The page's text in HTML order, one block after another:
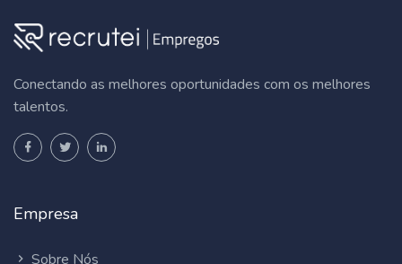
Conectando as melhores oportunidades com os melhores
talentos.
Empresa
Sobre Nós